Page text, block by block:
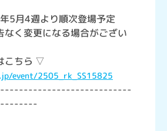
5月4週より順次登場予定
く変更になる場合がござい
こちら ▽
event/2505_rk_SS15825